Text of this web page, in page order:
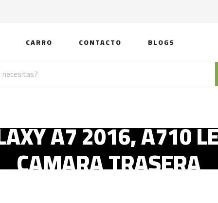
CARRO CONTACTO BLOGS
A7 2016, A710
CAMARA TRASERA